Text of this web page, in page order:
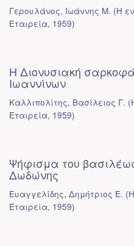
Γερουλάνος, Ιωάννης Μ. (Η
Εταιρεία, 1959)
Η Διονυσιακή
Ιωαννίνων
Καλλιπολίτης, Βασίλειος Γ. (
Εταιρεία, 1959)
Ψήφισμα του
Δωδώνης
Ευαγγελίδης, Δημήτριος Ε. (
Εταιρεία, 1959)